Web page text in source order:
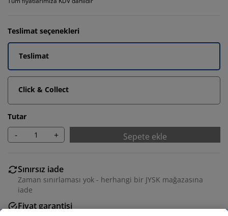
Teslimat seçenekleri
Teslimat
Click & Collect
Tutar
- + Sepete ekle
Sınırsız iade
Zaman sınırlaması yok - herhangi bir JYSK mağazasına
iade
Fiyat garantisi